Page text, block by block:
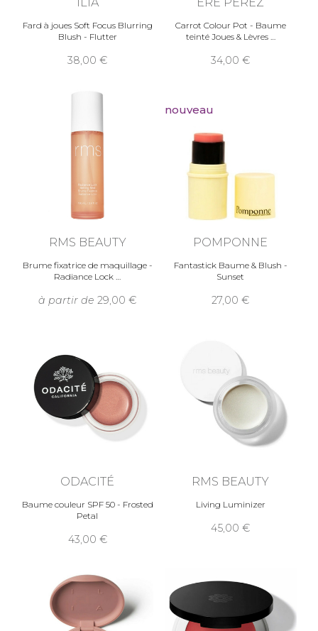
Fard à joues Soft Focus Blurring
Blush - Flutter
38,00
Carrot Colour Pot - Baume
teinté Joues & Lèvres
34,00
RMS BEAUTY
Brume fixatrice de maquillage -
Radiance Lock
à partir de 29,00
nouveau
POMPONNE
Fantastick Baume & Blush -
Sunset
27,00
ODACITÉ
Baume couleur SPF 50 - Frosted
Petal
43,00
RMS BEAUTY
Living Luminizer
45,00